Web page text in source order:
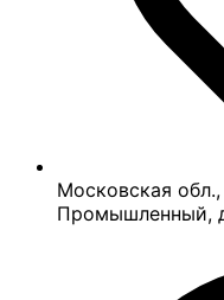
Московская
Промышленный,